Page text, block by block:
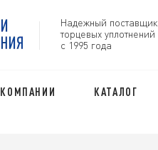
Надежный поставщик
торцевых уплотнений
с 1995 года
КАТАЛОГ